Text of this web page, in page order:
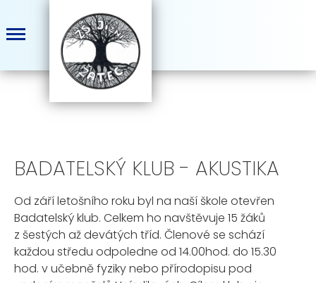
BADATELSKÝ KLUB - AKUSTIKA
Od září letošního roku byl na naší škole otevřen
Badatelský klub. Celkem ho navštěvuje 15 žáků
z šestých až devátých tříd. Členové se schází
každou středu odpoledne od 14.00hod. do 15.30
hod. v učebně fyziky nebo přírodopisu pod